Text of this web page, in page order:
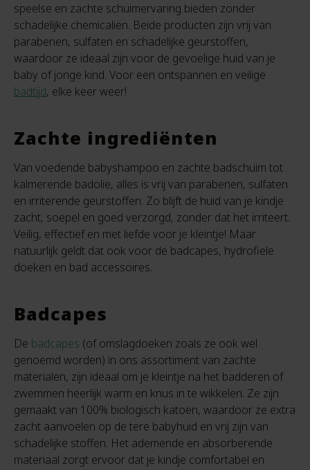
speelse en zachte schuimervaring bieden zonder
schadelijke chemicaliën. Beide producten zijn vrij van
parabenen, sulfaten en schadelijke geurstoffen,
waardoor ze ideaal zijn voor de gevoelige huid van je
baby of jonge kind. Voor een ontspannen en veilige
badtijd, elke keer weer!
Zachte ingrediënten
Van voedende babyshampoo en zachte badschuim tot
kalmerende badolie, alles is vrij van parabenen, sulfaten
en irriterende geurstoffen. Zo blijft de huid van je kindje
zacht, soepel en goed verzorgd, zonder dat het irriteert.
Veilig, effectief en met liefde voor je kleintje! Maar
natuurlijk geldt dat ook voor de badcapes, hydrofiele
doeken en bad accessoires.
Badcapes
De badcapes (of omslagdoeken zoals ze ook wel
genoemd worden) in ons assortiment van zachte
materialen, zijn ideaal om je kleintje na het badderen of
zwemmen heerlijk warm en knus in te wikkelen. Ze zijn
gemaakt van 100% biologisch katoen, waardoor ze extra
zacht aanvoelen op de tere babyhuid en vrij zijn van
schadelijke stoffen. Het ademende en absorberende
materiaal zorgt ervoor dat je kindje comfortabel en